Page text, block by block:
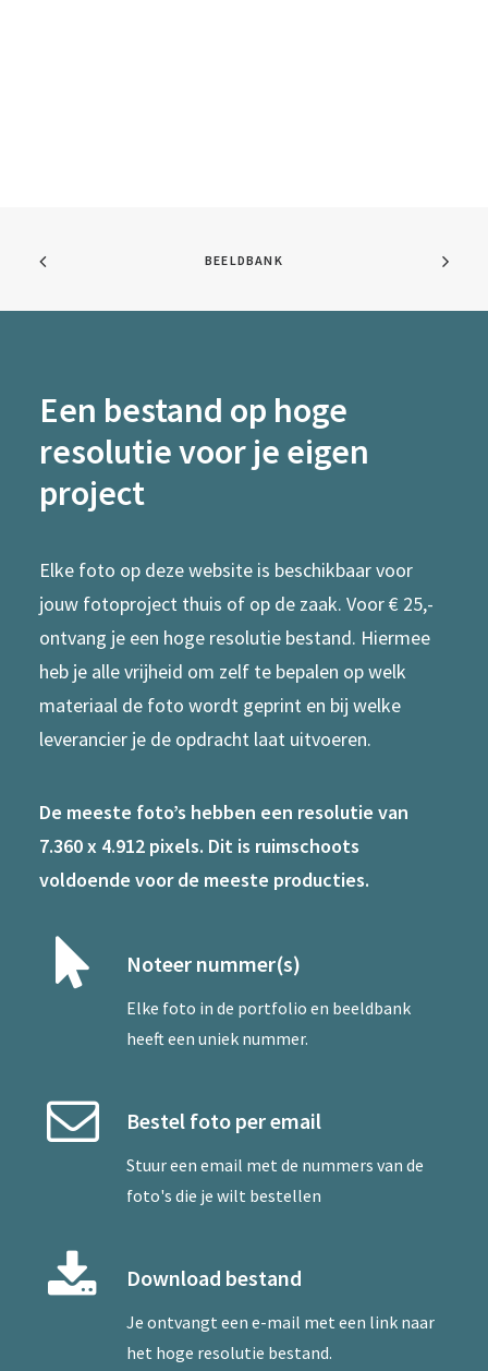
BEELDBANK
Een bestand op hoge
resolutie voor je eigen
project
Elke foto op deze website is beschikbaar voor
jouw fotoproject thuis of op de zaak. Voor € 25,-
ontvang je een hoge resolutie bestand. Hiermee
heb je alle vrijheid om zelf te bepalen op welk
materiaal de foto wordt geprint en bij welke
leverancier je de opdracht laat uitvoeren.
De meeste foto’s hebben een resolutie van
7.360 x 4.912 pixels. Dit is ruimschoots
voldoende voor de meeste producties.
Noteer nummer(s)
Elke foto in de portfolio en beeldbank
heeft een uniek nummer.
Bestel foto per email
Stuur een email met de nummers van de
foto's die je wilt bestellen
Download bestand
Je ontvangt een e-mail met een link naar
het hoge resolutie bestand.